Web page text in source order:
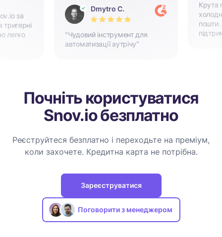
за
тригерні
легко
Dmytro C.
"Чудовий інструмент для
автоматизації аутрічу"
Крута
пошти.
Почніть користуватися
Snov.io безплатно
Реєструйтеся безплатно і переходьте на преміум,
коли захочете. Кредитна карта не потрібна.
Зареєструватися
Поговорити з менеджером